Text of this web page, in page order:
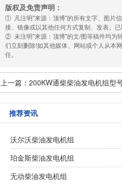
版权及免责声明：
① 凡注明"来源：顶博"的所有文字、图片
接、镜像或以其他任何方式复制、发表。
② 未注明"来源：顶博"的文/图等稿件均为
们立刻删除!如其他媒体、网站或个人从本
任。
上一篇：200KW通柴柴油发电机组型
推荐资讯
沃尔沃柴油发电机组
珀金斯柴油发电机组
无动柴油发电机组